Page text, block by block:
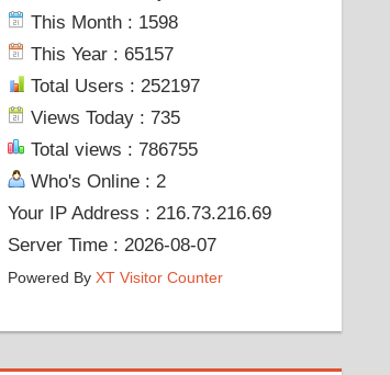
This Month : 1598
This Year : 65157
Total Users : 252197
Views Today : 735
Total views : 786755
Who's Online : 2
Your IP Address : 216.73.216.69
Server Time : 2026-08-07
Powered ByXT Visitor Counter